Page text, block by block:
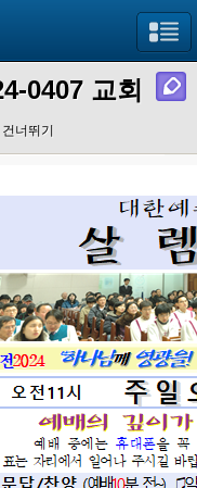
0407 교회
너뛰기